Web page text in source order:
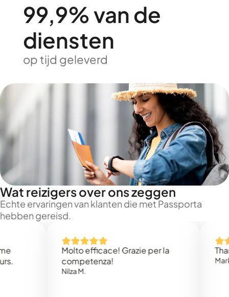
99,9% van de
diensten
op tijd geleverd
Wat reizigers over ons zeggen
Echte ervaringen van klanten die met Passporta
hebben gereisd.
Molto efficace! Grazie per la
competenza!
Thank
Mark N.